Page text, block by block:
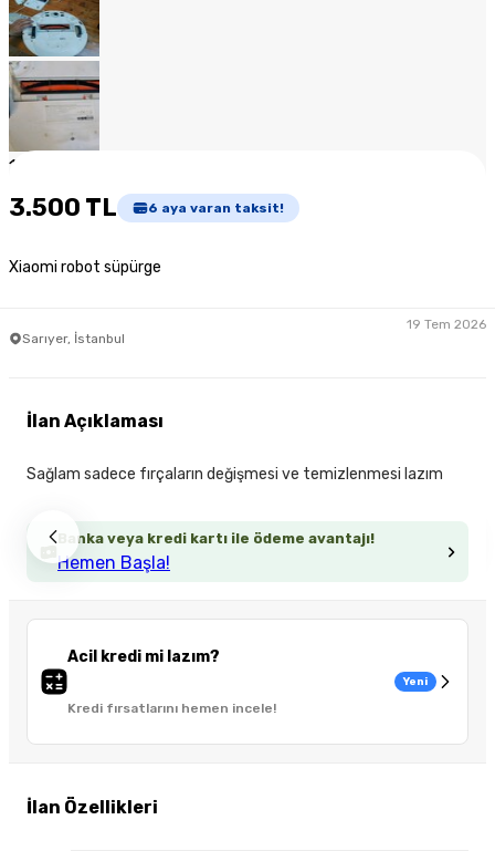
1
3.500 TL 6 aya varan taksit!
Xiaomi robot süpürge
Sarıyer, İstanbul
19 Tem 2026
Banka veya kredi kartı ile ödeme avantajı!
Hemen Başla!
Acil kredi mi lazım?
Kredi fırsatlarını hemen incele!
Yeni
İlan Özellikleri
İlan Açıklaması
Sağlam sadece fırçaların değişmesi ve temizlenmesi lazım